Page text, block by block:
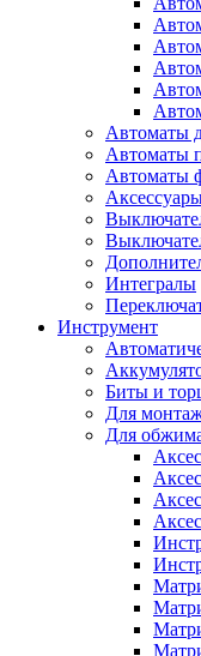
Автоматы
Автоматы
Автоматы
Интегралы
Инструмент
Биты и
Для
Для